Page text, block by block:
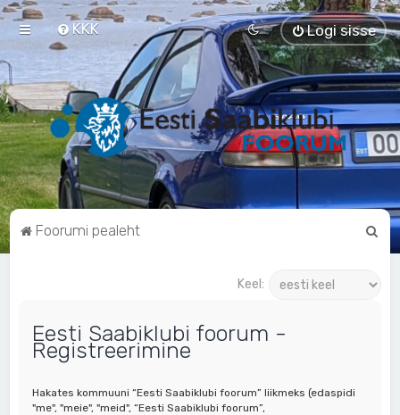
KKK Logi sisse
Foorumi pealeht
Keel:
Eesti Saabiklubi foorum -
Registreerimine
Hakates kommuuni “Eesti Saabiklubi foorum” liikmeks (edaspidi
"me", "meie", "meid", “Eesti Saabiklubi foorum”,